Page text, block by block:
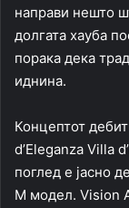
направи нешто
долгата хауба
порака дека
иднина.
Концептот
d’Eleganza Villa
поглед е јасно
M модел. Vision